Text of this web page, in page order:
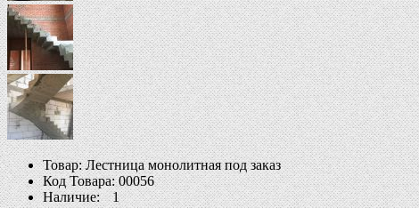
Товар:Лестница монолитная под заказ
Код Товара: 00056
Наличие:
1